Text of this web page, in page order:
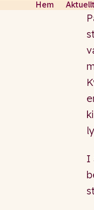
Hem Aktuellt
I